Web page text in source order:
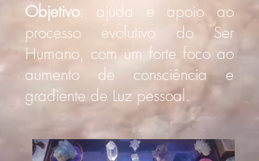
Objetivo: ajuda e apoio ao
processo evolutivo do Ser
Humano, com um forte foco ao
aumento de consciência e
gradiente de Luz pessoal.